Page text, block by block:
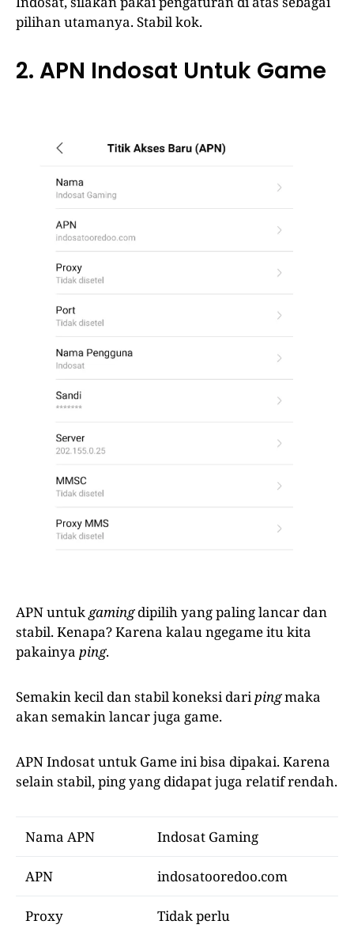
pilihan utamanya. Stabil kok.
2. APN Indosat Untuk Game
APN untuk gamingdipilih yang paling lancar dan
stabil. Kenapa? Karena kalau ngegame itu kita
pakainya ping.
Semakin kecil dan stabil koneksi daripingmaka
akan semakin lancar juga game.
APN Indosat untuk Game ini bisa dipakai. Karena
selain stabil, ping yang didapat juga relatif rendah.
Nama APN Indosat Gaming
APN indosatooredoo.com
Proxy Tidak perlu